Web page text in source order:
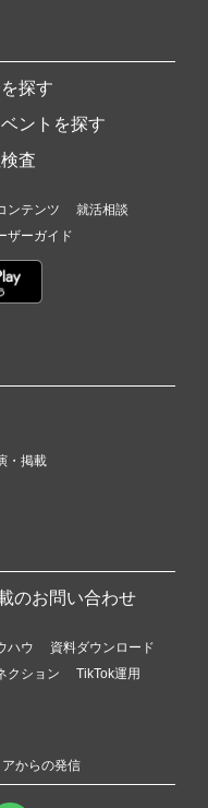
探す
ントを探す
査
ンテンツ
就活相談
ザーガイド
・掲載
のお問い合わせ
ハウ
資料ダウンロード
クション
TikTok運用
からの発信